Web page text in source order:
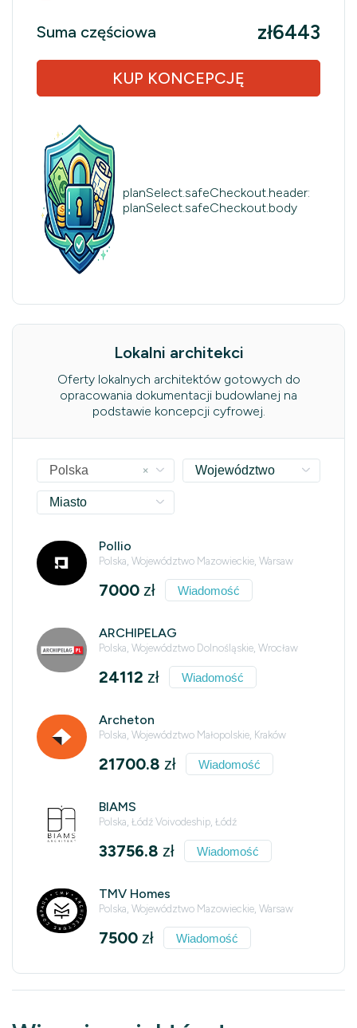
Suma częściowa zł6443
KUP KONCEPCJĘ
planSelect.safeCheckout.header:
planSelect.safeCheckout.body
Lokalni architekci
Oferty lokalnych architektów gotowych do
opracowania dokumentacji budowlanej na
podstawie koncepcji cyfrowej.
×
Polska Województwo
Miasto
Pollio
Polska, Województwo Mazowieckie, Warsaw
7000 zł Wiadomość
ARCHIPELAG
Polska, Województwo Dolnośląskie, Wrocław
24112 zł Wiadomość
Archeton
Polska, Województwo Małopolskie, Kraków
21700.8 zł Wiadomość
BIAMS
Polska, Łódź Voivodeship, Łódź
33756.8 zł Wiadomość
TMV Homes
Polska, Województwo Mazowieckie, Warsaw
7500 zł Wiadomość